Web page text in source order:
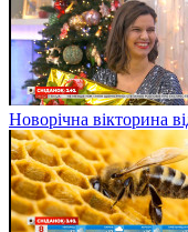
Новорічна вікторина